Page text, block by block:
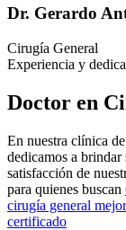
Dr. Gerardo
Cirugía General
Experiencia y
Doctor en
En nuestra clínica de
dedicamos a
satisfacción de
para quienes buscan
cirugía general
certificado